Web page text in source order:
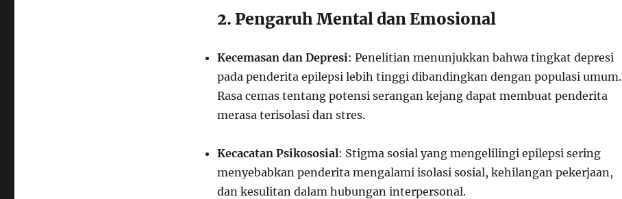
2. Pengaruh Mental dan Emosional
Kecemasan dan Depresi: Penelitian menunjukkan bahwa tingkat depresi
pada penderita epilepsi lebih tinggi dibandingkan dengan populasi umum.
Rasa cemas tentang potensi serangan kejang dapat membuat penderita
merasa terisolasi dan stres.
Kecacatan Psikososial: Stigma sosial yang mengelilingi epilepsi sering
menyebabkan penderita mengalami isolasi sosial, kehilangan pekerjaan,
dan kesulitan dalam hubungan interpersonal.